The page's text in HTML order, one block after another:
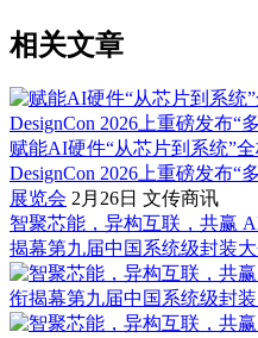
相关文章
赋能AI硬件“从芯片到系统”
DesignCon 2026上重磅发布“
展览会 2月26日 文传商讯
智聚芯能，异构互联，共赢
揭幕第九届中国系统级封装